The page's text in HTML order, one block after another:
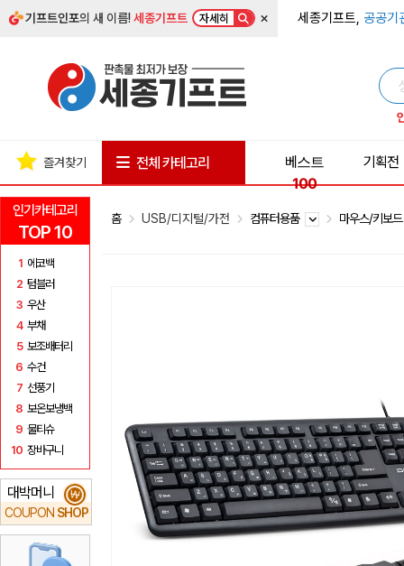
기프트인포의 새 이름!세종기프트 자세히 × 세종기프트, 공공기
인기카테고리
TOP 10
1 에코백
2 텀블러
3 우산
4 부채
5 보조배터리
6 수건
7 선풍기
8 보온보냉백
9 물티슈
10 장바구니
대박머니
COUPON SHOP
₩
즐겨찾기 전체 카테고리
베스트
100
기획전
홈 USB/디지털/가전 컴퓨터용품 마우스/키보